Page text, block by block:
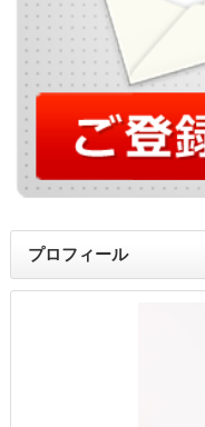
プロフィール